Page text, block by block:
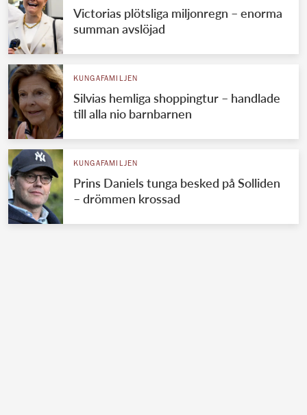
Victorias plötsliga miljonregn – enorma
summan avslöjad
KUNGAFAMILJEN
Silvias hemliga shoppingtur – handlade
till alla nio barnbarnen
KUNGAFAMILJEN
Prins Daniels tunga besked på Solliden
– drömmen krossad